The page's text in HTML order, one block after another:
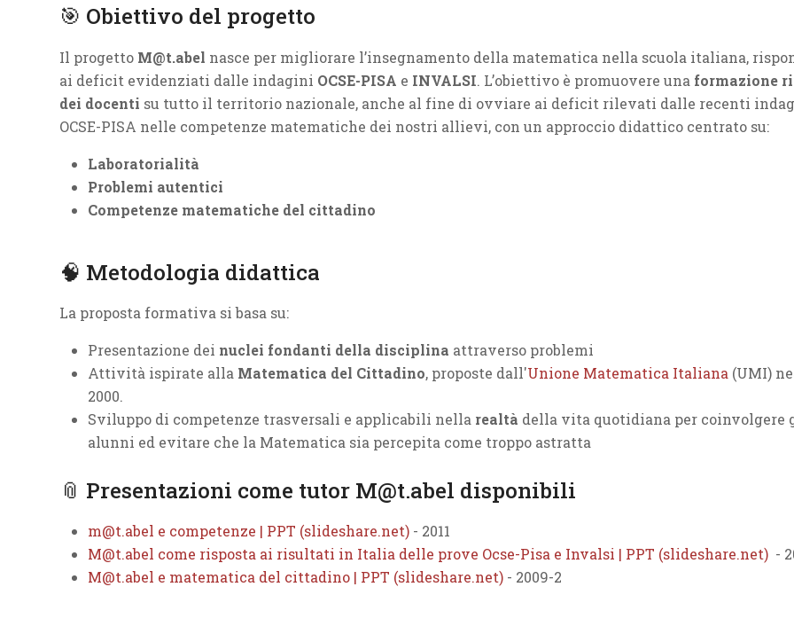
🎯 Obiettivo del progetto
Il progetto M@t.abel nasce per migliorare l’insegnamento della matematica nella scuola italiana,
ai deficit evidenziati dalle indagini OCSE-PISA e INVALSI. L’obiettivo è promuovere una formazione
dei docenti su tutto il territorio nazionale, anche al fine di ovviare ai deficit rilevati dalle recenti
OCSE-PISA nelle competenze matematiche dei nostri allievi, con un approccio didattico centrato su:
Laboratorialità
Problemi autentici
Competenze matematiche del cittadino
🧠 Metodologia didattica
La proposta formativa si basa su:
Presentazione dei nuclei fondanti della disciplina attraverso problemi
Attività ispirate alla Matematica del Cittadino, proposte dall'Unione Matematica Italiana (UMI)
2000.
Sviluppo di competenze trasversali e applicabili nella realtà della vita quotidiana per coinvolgere
alunni ed evitare che la Matematica sia percepita come troppo astratta
📎 Presentazioni come tutor M@t.abel disponibili
m@t.abel e competenze | PPT (slideshare.net) - 2011
M@t.abel come risposta ai risultati in Italia delle prove Ocse-Pisa e Invalsi | PPT (slideshare.net) -
M@t.abel e matematica del cittadino | PPT (slideshare.net) - 2009-2